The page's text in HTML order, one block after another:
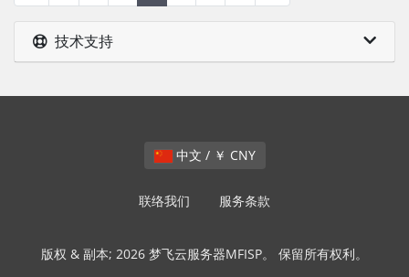
技术支持
中文 / ￥ CNY
联络我们 服务条款
版权 & 副本; 2026 梦飞云服务器MFISP。 保留所有权利。